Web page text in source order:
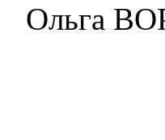
Ольга